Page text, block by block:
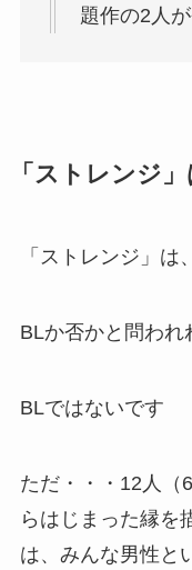
題作の2人
「ストレンジ
「ストレンジ」は
BLか否かと問われ
BLではないです
ただ・・・12人（
らはじまった縁を
は、みんな男性と